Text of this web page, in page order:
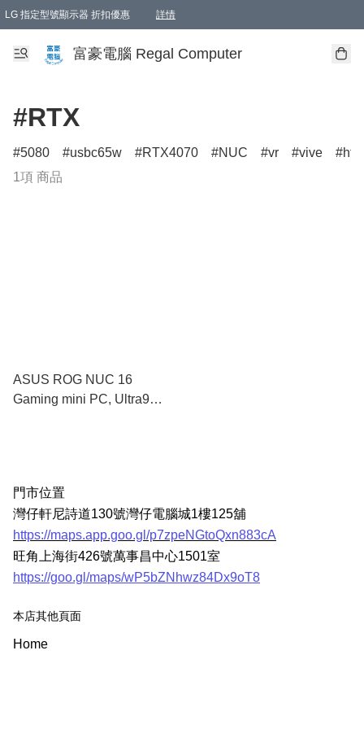
LG 指定型號顯示器 折扣優惠 詳情
富豪電腦 Regal Computer
#RTX
5080 usbc65w RTX4070 NUC vr vive
htc
1項 商品
ASUS ROG NUC 16
Gaming mini PC, Ultra9
門市位置
灣仔軒尼詩道130號灣仔電腦城1樓125舖
https://maps.app.goo.gl/p7zpeNGtoQxn883cA
旺角上海街426號萬事昌中心1501室
https://goo.gl/maps/wP5bZNhwz84Dx9oT8
本店其他頁面
Home